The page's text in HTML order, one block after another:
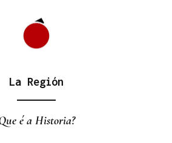
La Región
é a Historia?